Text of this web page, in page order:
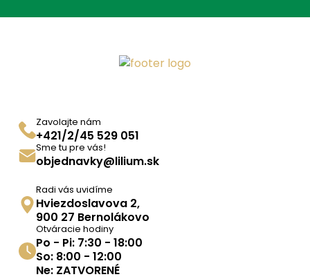
Zavolajte nám
+421/2/45 529 051
Sme tu pre vás!
objednavky@lilium.sk
Radi vás uvidíme
Hviezdoslavova 2,
900 27 Bernolákovo
Otváracie hodiny
Po - Pi: 7:30 - 18:00
So: 8:00 - 12:00
Ne: ZATVORENÉ